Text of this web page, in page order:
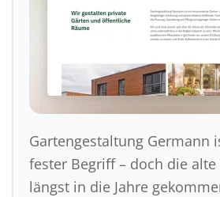
Gartengestaltung Germann
fester Begriff – doch die
längst in die Jahre